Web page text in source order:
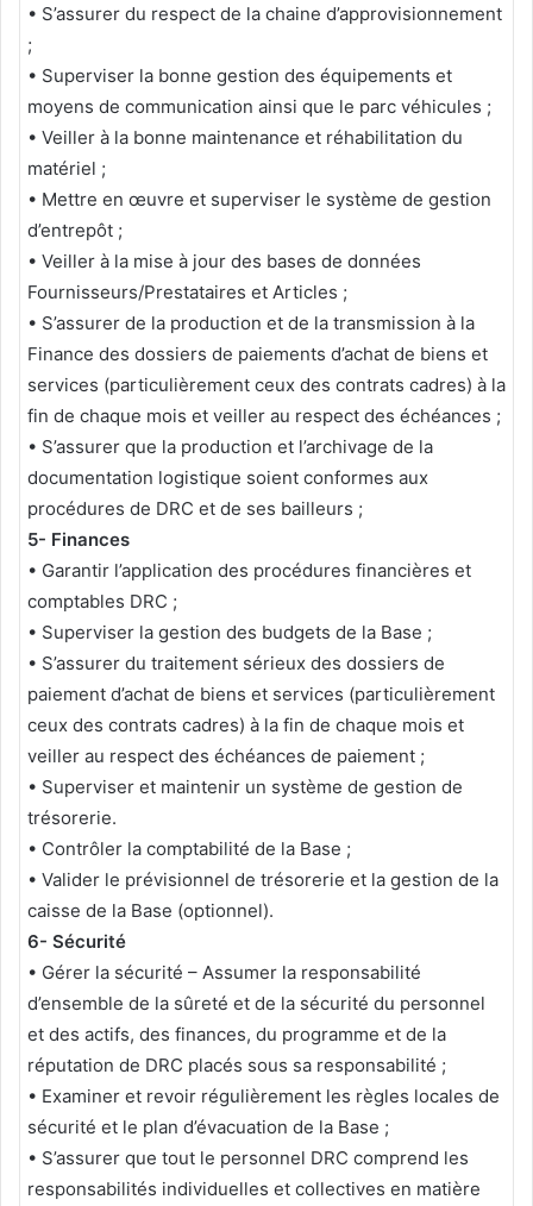
• S’assurer du respect de la chaine d’approvisionnement
;
• Superviser la bonne gestion des équipements et
moyens de communication ainsi que le parc véhicules ;
• Veiller à la bonne maintenance et réhabilitation du
matériel ;
• Mettre en œuvre et superviser le système de gestion
d’entrepôt ;
• Veiller à la mise à jour des bases de données
Fournisseurs/Prestataires et Articles ;
• S’assurer de la production et de la transmission à la
Finance des dossiers de paiements d’achat de biens et
services (particulièrement ceux des contrats cadres) à la
fin de chaque mois et veiller au respect des échéances ;
• S’assurer que la production et l’archivage de la
documentation logistique soient conformes aux
procédures de DRC et de ses bailleurs ;
5- Finances
• Garantir l’application des procédures financières et
comptables DRC ;
• Superviser la gestion des budgets de la Base ;
• S’assurer du traitement sérieux des dossiers de
paiement d’achat de biens et services (particulièrement
ceux des contrats cadres) à la fin de chaque mois et
veiller au respect des échéances de paiement ;
• Superviser et maintenir un système de gestion de
trésorerie.
• Contrôler la comptabilité de la Base ;
• Valider le prévisionnel de trésorerie et la gestion de la
caisse de la Base (optionnel).
6- Sécurité
• Gérer la sécurité – Assumer la responsabilité
d’ensemble de la sûreté et de la sécurité du personnel
et des actifs, des finances, du programme et de la
réputation de DRC placés sous sa responsabilité ;
• Examiner et revoir régulièrement les règles locales de
sécurité et le plan d’évacuation de la Base ;
• S’assurer que tout le personnel DRC comprend les
responsabilités individuelles et collectives en matière